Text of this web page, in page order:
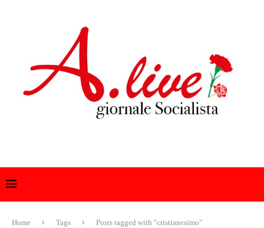
Home Tags Posts tagged with "cristianesimo"